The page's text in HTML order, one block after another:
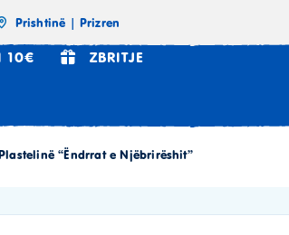
Prishtinë | Prizren
10€ ZBRITJE
“Ëndrrat e Njëbrirëshit”